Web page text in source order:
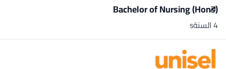
Bachelor of Nursing (Hons)
4 السنةs